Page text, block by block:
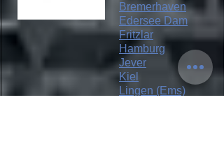
Bremerhaven
Edersee Dam
Fritzlar
Hamburg
Jever
Kiel
Lingen (Ems)